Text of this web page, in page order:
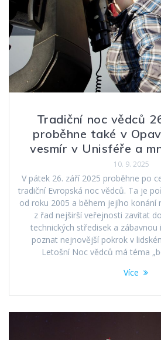
Tradiční noc vědců
proběhne také v
vesmír v Unisféře a
10. 9. 2025
V pátek 26. září 2025 proběhne po
tradiční Evropská noc vědců. Ta je
od roku 2005 a během jejího konání
z řad nejširší veřejnosti zavítat
technických středisek a
poznat nejnovější pokrok v
Letošní Noc vědců má téma
Více